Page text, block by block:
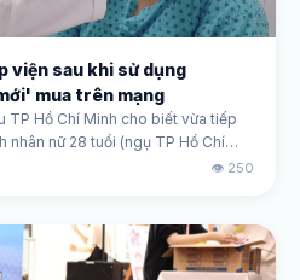
viện sau khi sử dụng
mua trên mạng
TP Hồ Chí Minh cho biết vừa tiếp
nhân nữ 28 tuổi (ngụ TP Hồ Chí
dịch sau lột da (peel) bằng hoá👁️ 250